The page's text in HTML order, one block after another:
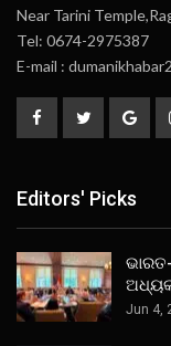
Near Tarini
Tel: 0674-2975387
E-mail :
Editors' Picks
Jun 4,